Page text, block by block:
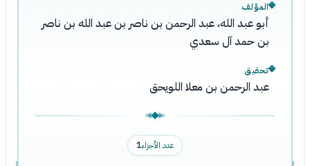
المؤلف
أبو عبد الله، عبد الرحمن بن ناصر بن عبد الله بن ناصر
بن حمد آل سعدي
تحقيق
عبد الرحمن بن معلا اللويحق
عدد الأجزاء1